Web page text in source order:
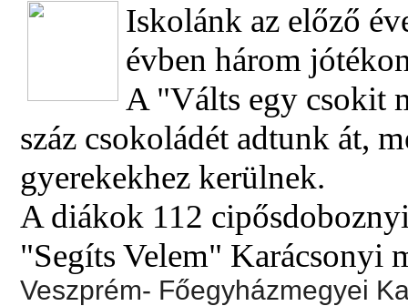
Iskolánk az előző
évben három
A "Válts egy csokit
száz csokoládét adtunk át,
gyerekekhez kerülnek.
A diákok 112
"Segíts Velem" Karácsonyi
Veszprém- Főegyházmegyei